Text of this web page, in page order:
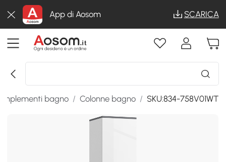
App di Aosom SCARICA
bagno / Colonne bagno / SKU:834-758V01WT